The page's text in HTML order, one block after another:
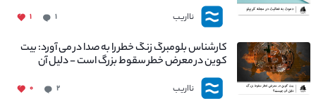
نااریب ۱ ۱
کارشناس بلومبرگ زنگ خطر را به صدا در می آورد: بیت
کوین در معرض خطر سقوط بزرگ است - دلیل آن
چیست؟
نااریب ۲ ۰